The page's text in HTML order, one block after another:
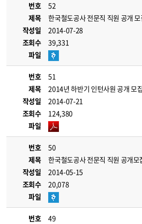
번호
52
제목
한국철도공사 전문직 직원 공개
작성일
2014-07-28
조회수
39,331
파일
번호
51
제목
2014년 하반기 인턴사원 공개 모집
작성일
2014-07-21
조회수
124,380
파일
번호
50
제목
한국철도공사 전문직 직원 공개
작성일
2014-05-15
조회수
20,078
파일
번호
49